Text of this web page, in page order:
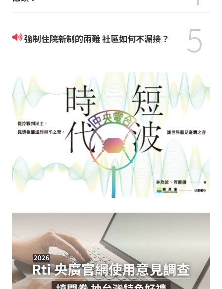
強制住院新制的兩難 社區如何不漏接？ 5